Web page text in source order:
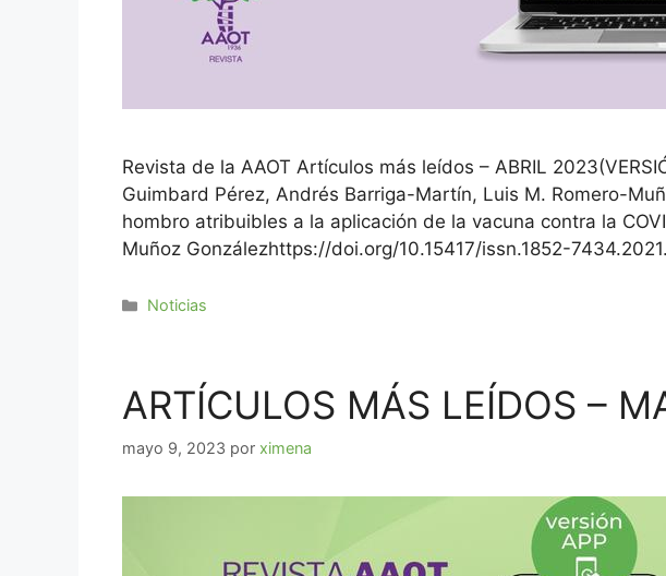
Revista de la AAOT Artículos más leídos – ABRIL
Guimbard Pérez, Andrés Barriga-Martín, Luis M. Romero-
hombro atribuibles a la aplicación de la vacuna contra la
Muñoz Gonzálezhttps://doi.org/10.15417/issn.1852-
Noticias
ARTÍCULOS MÁS LEÍDOS –
mayo 9, 2023 por ximena